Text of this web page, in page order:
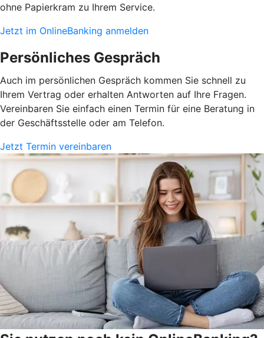
ohne Papierkram zu Ihrem Service.
Jetzt im OnlineBanking anmelden
Persönliches Gespräch
Auch im persönlichen Gespräch kommen Sie schnell zu
Ihrem Vertrag oder erhalten Antworten auf Ihre Fragen.
Vereinbaren Sie einfach einen Termin für eine Beratung in
der Geschäftsstelle oder am Telefon.
Jetzt Termin vereinbaren